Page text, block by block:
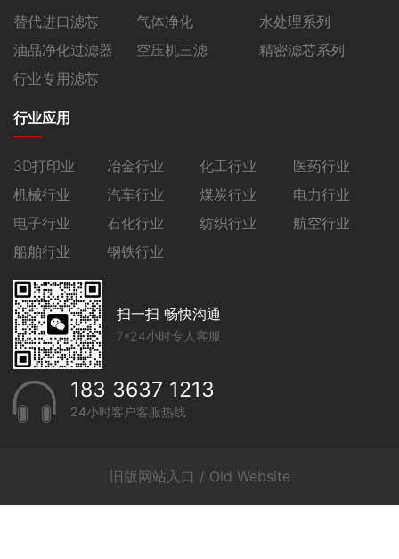
替代进口滤芯 气体净化
水处理系列
油品净化过滤器
空压机三滤
精密滤芯系列
行业专用滤芯
行业应用
3D打印业 冶金行业 化工行业
医药行业
机械行业
汽车行业 煤炭行业
电力行业
电子行业
石化行业 纺织行业
航空行业
船舶行业
钢铁行业
扫一扫 畅快沟通
7*24小时专人客服
183 3637 1213
24小时客户客服热线
旧版网站入口 / Old Website